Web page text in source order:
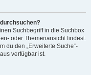
Suchbegriff in die Suchbox
oder Themenansicht findest.
du den „Erweiterte Suche“-
verfügbar ist.